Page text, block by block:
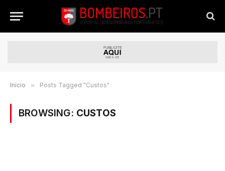
Início » Posts Tagged "Custos"
BROWSING: CUSTOS